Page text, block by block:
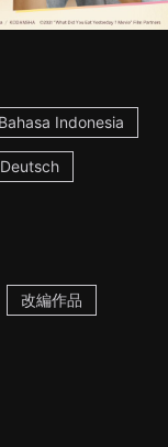
Bahasa Indonesia
Deutsch
改編作品